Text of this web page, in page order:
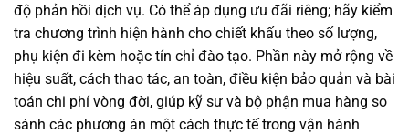
độ phản hồi dịch vụ. Có thể áp dụng ưu đãi riêng; hãy kiểm
tra chương trình hiện hành cho chiết khấu theo số lượng,
phụ kiện đi kèm hoặc tín chỉ đào tạo. Phần này mở rộng về
hiệu suất, cách thao tác, an toàn, điều kiện bảo quản và bài
toán chi phí vòng đời, giúp kỹ sư và bộ phận mua hàng so
sánh các phương án một cách thực tế trong vận hành